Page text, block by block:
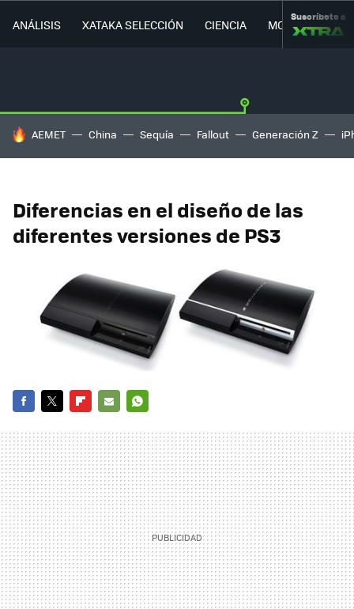
ANÁLISIS XATAKA SELECCIÓN CIENCIA MOVILIDAD
Suscríbete a
HOY SE HABLA DE
AEMET China Sequía Fallout Generación Z
Diferencias en el diseño de las
diferentes versiones de PS3
MAIL